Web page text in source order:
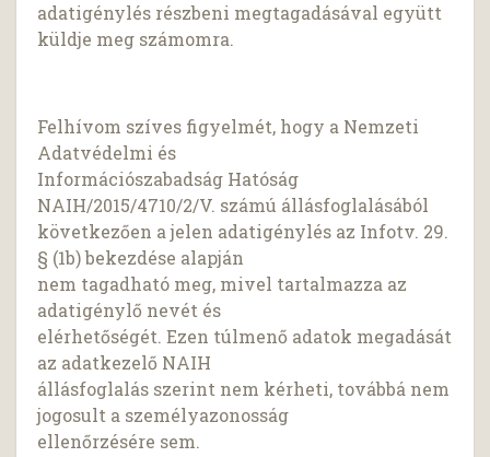
adatigénylés részbeni megtagadásával együtt
küldje meg számomra.
Felhívom szíves figyelmét, hogy a Nemzeti
Adatvédelmi és
Információszabadság Hatóság
NAIH/2015/4710/2/V. számú állásfoglalásából
következően a jelen adatigénylés az Infotv. 29.
§ (1b) bekezdése alapján
nem tagadható meg, mivel tartalmazza az
adatigénylő nevét és
elérhetőségét. Ezen túlmenő adatok megadását
az adatkezelő NAIH
állásfoglalás szerint nem kérheti, továbbá nem
jogosult a személyazonosság
ellenőrzésére sem.